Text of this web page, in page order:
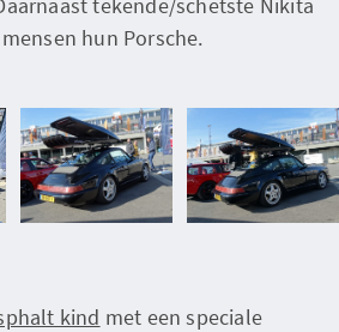
hun Porsche.
kind met een speciale